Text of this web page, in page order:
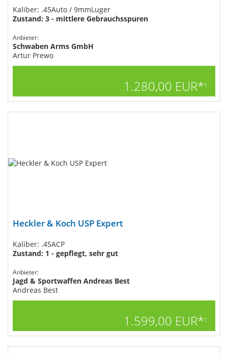
Kaliber: .45Auto / 9mmLuger
Zustand: 3 - mittlere Gebrauchsspuren
Anbieter:
Schwaben Arms GmbH
Artur Prewo
1.280,00 EUR*1
Heckler & Koch USP Expert
Kaliber: .45ACP
Zustand: 1 - gepflegt, sehr gut
Anbieter:
Jagd & Sportwaffen Andreas Best
Andreas Best
1.599,00 EUR*1